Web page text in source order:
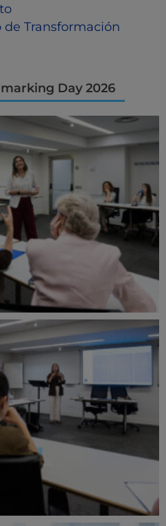
Transformación
Day 2026